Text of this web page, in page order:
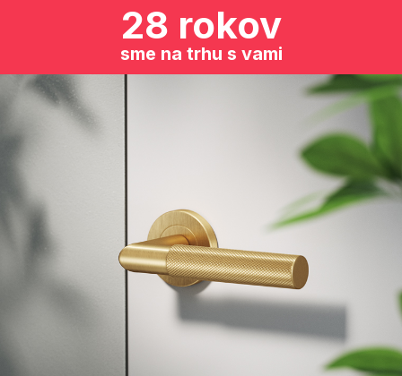
28 rokov
sme na trhu s vami